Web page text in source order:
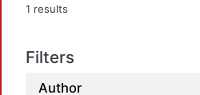
1 results
Filters
Author